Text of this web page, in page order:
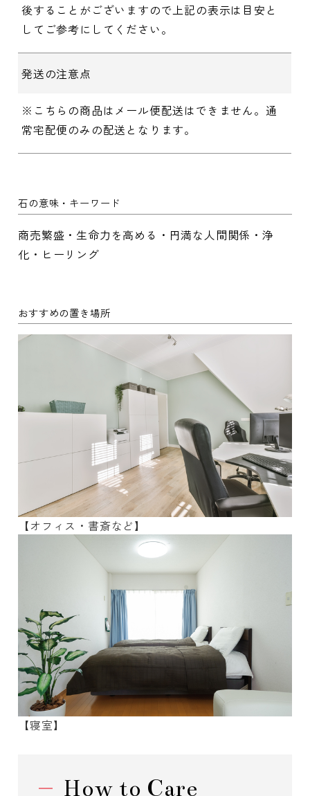
後することがございますので上記の表示は目安と
してご参考にしてください。
発送の注意点
※こちらの商品はメール便配送はできません。通
常宅配便のみの配送となります。
石の意味・キーワード
商売繁盛・生命力を高める・円満な人間関係・浄
化・ヒーリング
おすすめの置き場所
【オフィス・書斎など】
【寝室】
How to Care